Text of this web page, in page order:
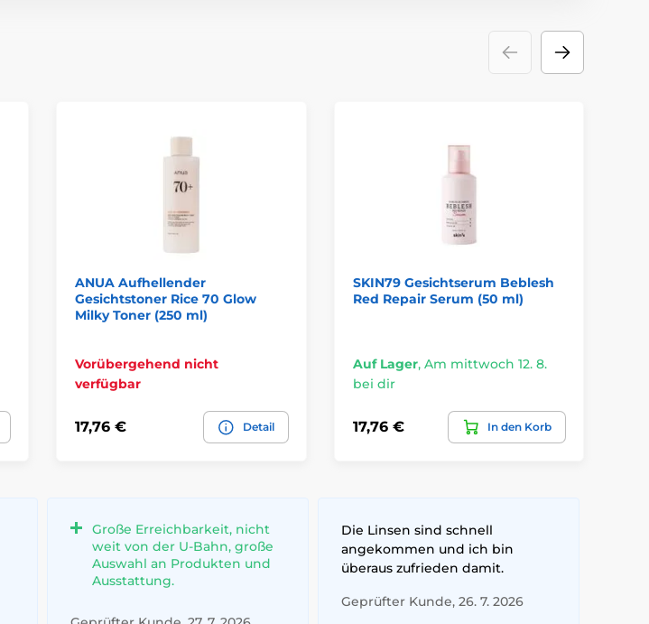
ANUA Aufhellender
Gesichtstoner Rice 70 Glow
Milky Toner (250 ml)
Vorübergehend nicht
verfügbar
17,76 € Detail
SKIN79 Gesichtserum Beblesh
Red Repair Serum (50 ml)
Auf Lager, Am mittwoch 12. 8.
bei dir
17,76 € In den Korb
Große Erreichbarkeit, nicht
weit von der U-Bahn, große
Auswahl an Produkten und
Ausstattung.
Die Linsen sind schnell
angekommen und ich bin
überaus zufrieden damit.
Geprüfter Kunde, 26. 7. 2026